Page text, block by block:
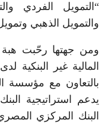
“التمويل الفردي
والتمويل الذهبي
ومن جهتها رحّبت
بالتعاون مع مؤسسة
يدعم استراتيجية
البنك المركزي